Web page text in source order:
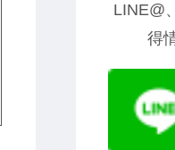
LINE@
得